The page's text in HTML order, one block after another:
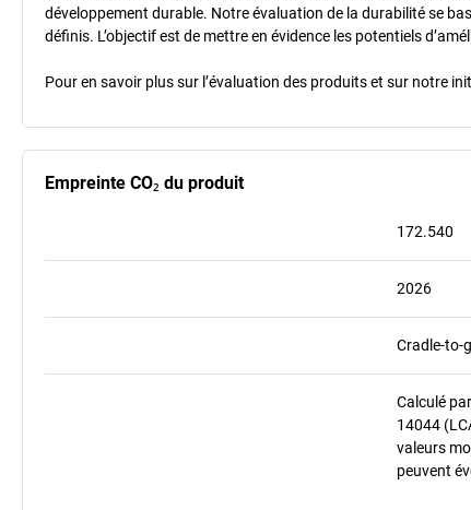
développement durable. Notre évaluation de la durabilité se
définis. L’objectif est de mettre en évidence les potentiels
Pour en savoir plus sur l’évaluation des produits et sur notre
Empreinte CO₂ du produit
172.540
2026
Cradle-to-
Calculé
14044
valeurs
peuvent